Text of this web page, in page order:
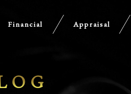
Financial Appraisal